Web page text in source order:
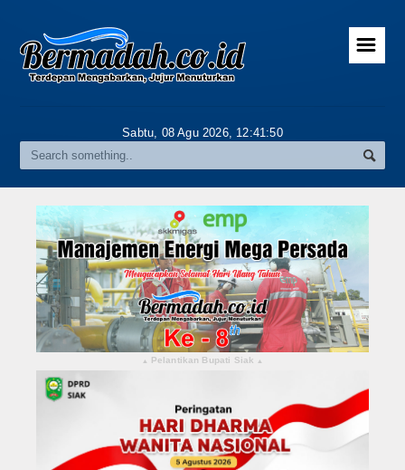
Home
Gallery
Riau
Daerah
Pekanbaru
Pelalawan
Kampar
Rokan Hulu
Bengkalis
☰
Sabtu, 08 Agu 2026, 12:41:51
▴ Pelantikan Bupati Siak ▴